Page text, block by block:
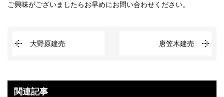
ご興味がございましたらお早めにお問い合わせください。
大野原建売 唐笠木建売
関連記事